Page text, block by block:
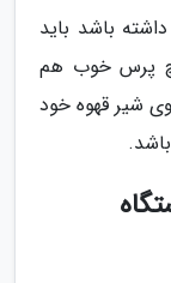
باشد باید
پرس خوب هم
شیر قهوه خود